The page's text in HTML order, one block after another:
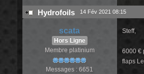
Hydrofoils 14 Fév 2021 08:15
scata
Hors Ligne
Membre platinium
Messages : 6651
Steff,
6000 €
flaps